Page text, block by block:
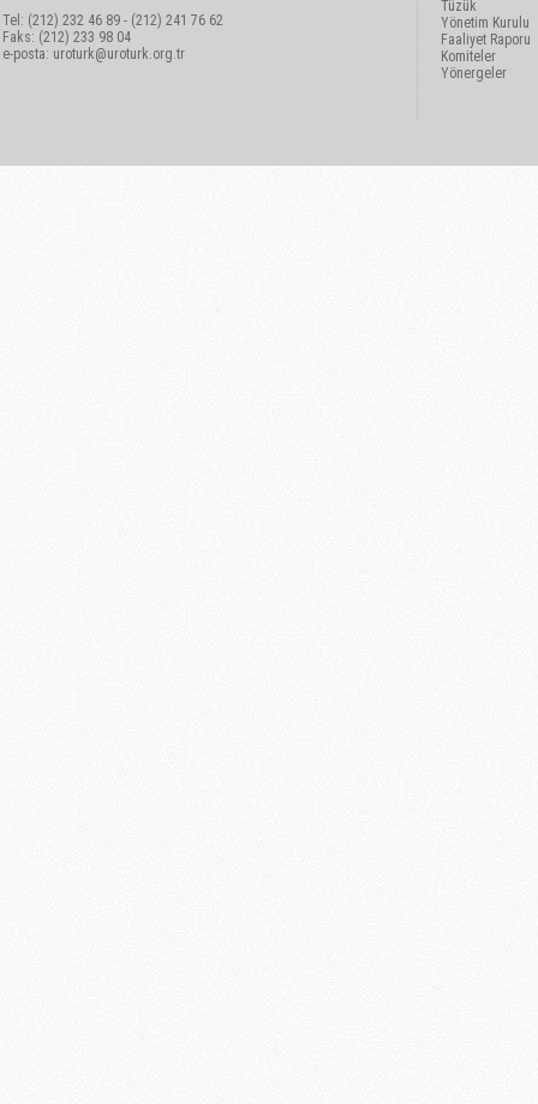
Tel: (212) 232 46 89 - (212) 241 76 62
Faks: (212) 233 98 04
e-posta: uroturk@uroturk.org.tr
Tüzük
Yönetim Kurulu
Faaliyet Raporu
Komiteler
Yönergeler